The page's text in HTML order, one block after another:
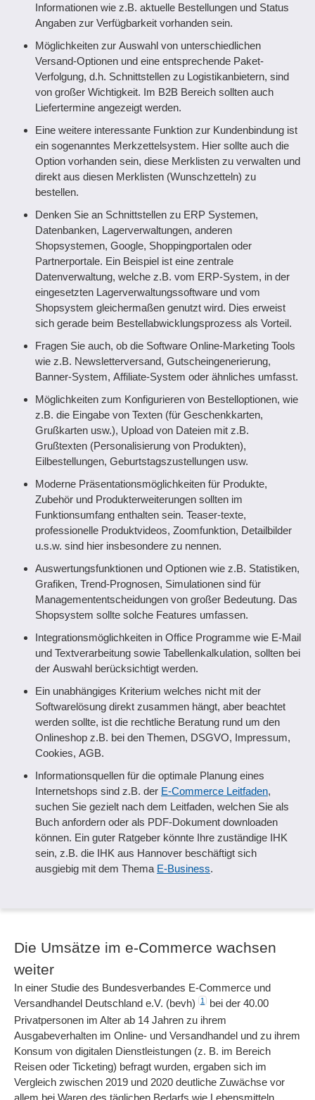
Informationen wie z.B. aktuelle Bestellungen und Status
Angaben zur Verfügbarkeit vorhanden sein.
Möglichkeiten zur Auswahl von unterschiedlichen
Versand-Optionen und eine entsprechende Paket-
Verfolgung, d.h. Schnittstellen zu Logistikanbietern, sind
von großer Wichtigkeit. Im B2B Bereich sollten auch
Liefertermine angezeigt werden.
Eine weitere interessante Funktion zur Kundenbindung ist
ein sogenanntes Merkzettelsystem. Hier sollte auch die
Option vorhanden sein, diese Merklisten zu verwalten und
direkt aus diesen Merklisten (Wunschzetteln) zu
bestellen.
Denken Sie an Schnittstellen zu ERP Systemen,
Datenbanken, Lagerverwaltungen, anderen
Shopsystemen, Google, Shoppingportalen oder
Partnerportale. Ein Beispiel ist eine zentrale
Datenverwaltung, welche z.B. vom ERP-System, in der
eingesetzten Lagerverwaltungssoftware und vom
Shopsystem gleichermaßen genutzt wird. Dies erweist
sich gerade beim Bestellabwicklungsprozess als Vorteil.
Fragen Sie auch, ob die Software Online-Marketing Tools
wie z.B. Newsletterversand, Gutscheingenerierung,
Banner-System, Affiliate-System oder ähnliches umfasst.
Möglichkeiten zum Konfigurieren von Bestelloptionen, wie
z.B. die Eingabe von Texten (für Geschenkkarten,
Grußkarten usw.), Upload von Dateien mit z.B.
Grußtexten (Personalisierung von Produkten),
Eilbestellungen, Geburtstagszustellungen usw.
Moderne Präsentationsmöglichkeiten für Produkte,
Zubehör und Produkterweiterungen sollten im
Funktionsumfang enthalten sein. Teaser-texte,
professionelle Produktvideos, Zoomfunktion, Detailbilder
u.s.w. sind hier insbesondere zu nennen.
Auswertungsfunktionen und Optionen wie z.B. Statistiken,
Grafiken, Trend-Prognosen, Simulationen sind für
Managemententscheidungen von großer Bedeutung. Das
Shopsystem sollte solche Features umfassen.
Integrationsmöglichkeiten in Office Programme wie E-Mail
und Textverarbeitung sowie Tabellenkalkulation, sollten bei
der Auswahl berücksichtigt werden.
Ein unabhängiges Kriterium welches nicht mit der
Softwarelösung direkt zusammen hängt, aber beachtet
werden sollte, ist die rechtliche Beratung rund um den
Onlineshop z.B. bei den Themen, DSGVO, Impressum,
Cookies, AGB.
Informationsquellen für die optimale Planung eines
Internetshops sind z.B. der E-Commerce Leitfaden,
suchen Sie gezielt nach dem Leitfaden, welchen Sie als
Buch anfordern oder als PDF-Dokument downloaden
können. Ein guter Ratgeber könnte Ihre zuständige IHK
sein, z.B. die IHK aus Hannover beschäftigt sich
ausgiebig mit dem Thema E-Business.
Die Umsätze im e-Commerce wachsen
weiter
In einer Studie des Bundesverbandes E-Commerce und
Versandhandel Deutschland e.V. (bevh)
1
bei der 40.00
Privatpersonen im Alter ab 14 Jahren zu ihrem
Ausgabeverhalten im Online- und Versandhandel und zu ihrem
Konsum von digitalen Dienstleistungen (z. B. im Bereich
Reisen oder Ticketing) befragt wurden, ergaben sich im
Vergleich zwischen 2019 und 2020 deutliche Zuwächse vor
allem bei Waren des täglichen Bedarfs wie Lebensmitteln,